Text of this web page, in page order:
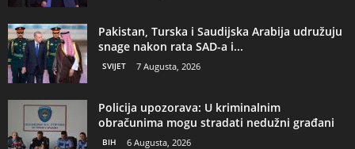
Pakistan, Turska i Saudijska Arabija udružuju
snage nakon rata SAD-a i...
SVIJET 7 Augusta, 2026
Policija upozorava: U kriminalnim
obračunima mogu stradati nedužni građani
BIH 6 Augusta, 2026